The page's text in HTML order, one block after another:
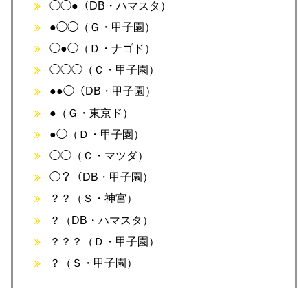
◯◯●（DB・ハマスタ）
●◯◯（Ｇ・甲子園）
◯●◯（Ｄ・ナゴド）
◯◯◯（Ｃ・甲子園）
●●◯（DB・甲子園）
●（Ｇ・東京ド）
●◯（Ｄ・甲子園）
◯◯（Ｃ・マツダ）
◯？（DB・甲子園）
？？（Ｓ・神宮）
？（DB・ハマスタ）
？？？（Ｄ・甲子園）
？（Ｓ・甲子園）